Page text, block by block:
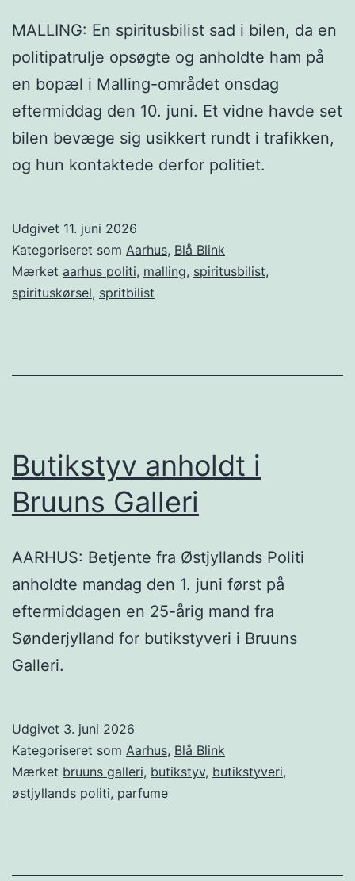
MALLING: En spiritusbilist sad i bilen, da en
politipatrulje opsøgte og anholdte ham på
en bopæl i Malling-området onsdag
eftermiddag den 10. juni. Et vidne havde set
bilen bevæge sig usikkert rundt i trafikken,
og hun kontaktede derfor politiet.
Udgivet 11. juni 2026
Kategoriseret som Aarhus, Blå Blink
Mærket aarhus politi, malling, spiritusbilist,
spirituskørsel, spritbilist
Butikstyv anholdt i
Bruuns Galleri
AARHUS: Betjente fra Østjyllands Politi
anholdte mandag den 1. juni først på
eftermiddagen en 25-årig mand fra
Sønderjylland for butikstyveri i Bruuns
Galleri.
Udgivet 3. juni 2026
Kategoriseret som Aarhus, Blå Blink
Mærket bruuns galleri, butikstyv, butikstyveri,
østjyllands politi, parfume